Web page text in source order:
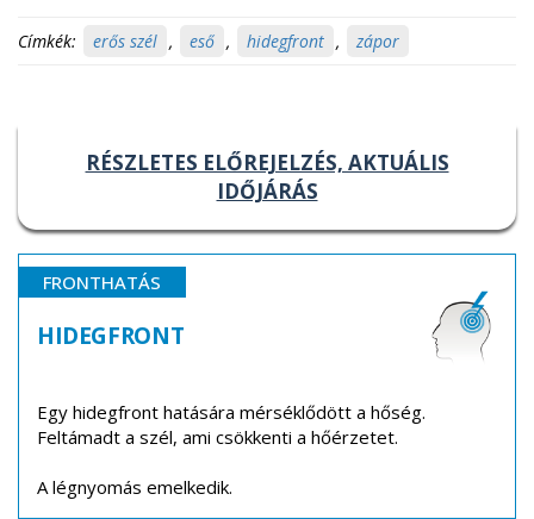
Címkék: erős szél , eső , hidegfront , zápor
RÉSZLETES ELŐREJELZÉS, AKTUÁLIS
IDŐJÁRÁS
FRONTHATÁS
HIDEGFRONT
Egy hidegfront hatására mérséklődött a hőség.
Feltámadt a szél, ami csökkenti a hőérzetet.
A légnyomás emelkedik.